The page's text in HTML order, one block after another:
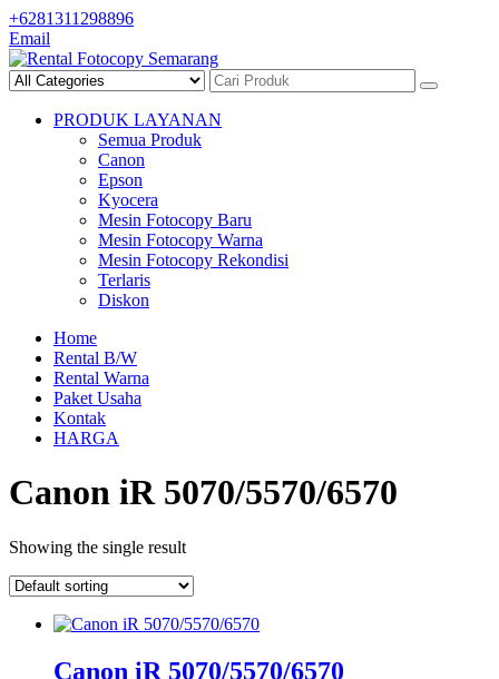
Skip
to
content
+6281311298896
Email
PRODUK LAYANAN
Semua Produk
Canon
Epson
Kyocera
Mesin Fotocopy Baru
Mesin Fotocopy Warna
Mesin Fotocopy Rekondisi
Terlaris
Diskon
Home
Rental B/W
Rental Warna
Paket Usaha
Kontak
HARGA
Canon iR 5070/5570/6570
Showing the single result
Canon iR 5070/5570/6570